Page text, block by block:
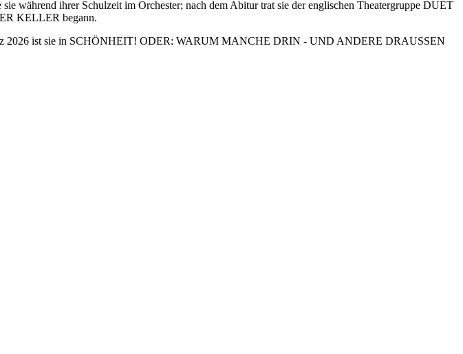
während ihrer Schulzeit im Orchester; nach dem Abitur trat sie der englischen Theatergruppe DUET
KELLER begann.
2026 ist sie in SCHÖNHEIT! ODER: WARUM MANCHE DRIN - UND ANDERE DRAUSSEN